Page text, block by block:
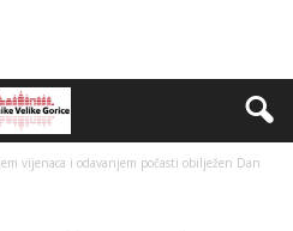
vijenaca i odavanjem počasti obilježen Dan